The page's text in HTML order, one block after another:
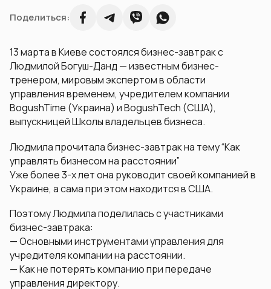
Поделиться:
13 марта в Киеве состоялся бизнес-завтрак с
Людмилой Богуш-Данд — известным бизнес-
тренером, мировым экспертом в области
управления временем, учредителем компании
BogushTime (Украина) и BogushTech (США),
выпускницей Школы владельцев бизнеса.
Людмила прочитала бизнес-завтрак на тему “Как
управлять бизнесом на расстоянии”
Уже более 3-х лет она руководит своей компанией в
Украине, а сама при этом находится в США.
Поэтому Людмила поделилась с участниками
бизнес-завтрака:
— Основными инструментами управления для
учредителя компании на расстоянии.
— Как не потерять компанию при передаче
управления директору.